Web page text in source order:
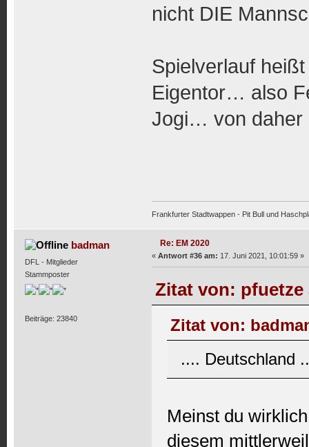
nicht DIE
Spielverlauf
Eigentor… also
Jogi… von daher
Frankfurter Stadtwappen - Pit Bull und
badman
DFL - Mitglieder
Stammposter
Beiträge: 23840
Re: EM 2020
« Antwort #36 am: 17. Juni 2021, 10:01:59 »
Zitat von: pfuetze
Zitat von:
.... Deutschland
Meinst du
diesem